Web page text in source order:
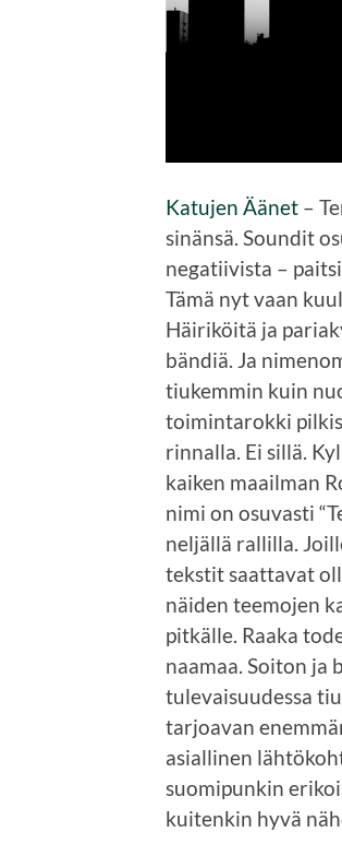
Katujen Äänet –
sinänsä. Soundit
negatiivista –
Tämä nyt vaan
Häiriköitä ja
bändiä. Ja
tiukemmin kuin
toimintarokki
rinnalla. Ei sillä.
kaiken maailman
nimi on osuvasti
neljällä rallilla.
tekstit saattavat
näiden teemojen
pitkälle. Raaka
naamaa. Soiton ja
tulevaisuudessa
tarjoavan
asiallinen
suomipunkin
kuitenkin hyvä